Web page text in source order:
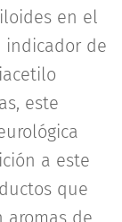
en el
indicador de
este
a este
que
de